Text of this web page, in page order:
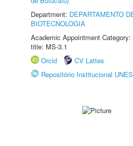
Department: DEPARTAMENTO
BIOTECNOLOGIA
Academic Appointment
title: MS-3.1
Orcid
CV Lattes
Repositório Institucional